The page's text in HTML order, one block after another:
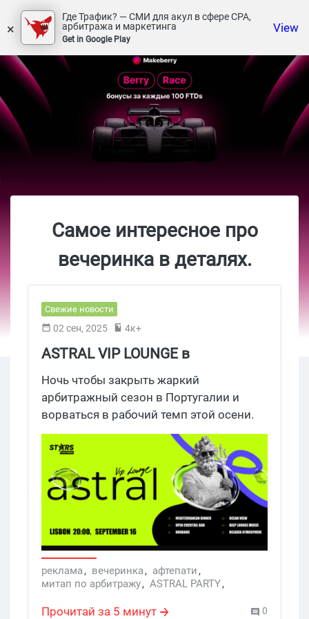
×
Где Трафик? — СМИ для акул в сфере СРА,
арбитража и маркетинга
Get in Google Play
View
Самое интересное про
вечеринка в деталях.
Свежие новости
02 сен, 2025 4к+
ASTRAL VIP LOUNGE в
Лиссабоне: приватная VIP
вечеринка от Stars Partners
Ночь чтобы закрыть жаркий
арбитражный сезон в Португалии и
ворваться в рабочий темп этой осени.
Долгожданная вечеринка ASTRAL
возвращается, повышая ставки.
Конфиденциальность, 150 избранных
гостей и атмосфера, где нет случайных
прохожих. Записывай: iGaming
партнерка Stars Partners, 16 сентября,
20:00, Лиссабон, безлимитный бар,
кальяны, средиземноморская кухня.
Вечер, где каждое знакомство будет
стоить дороже, чем оборотка на месяц.
Рассказываем, больше.
реклама, вечеринка, афтепати,
митап по арбитражу, ASTRAL PARTY,
Прочитай за 5 минут 0